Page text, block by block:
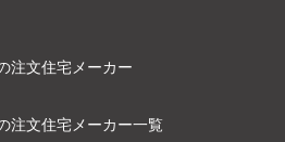
注文住宅メーカー
注文住宅メーカー一覧